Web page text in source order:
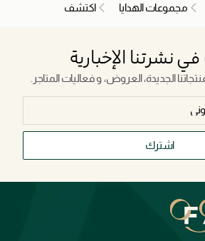
مجموعات الهدايا
اكتشف
نشرتنا الإخبارية
الجديدة، العروض، و فعاليات المتاجر.
اشترك